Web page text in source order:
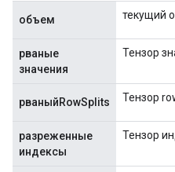
объем текущий
рваные
значения
Тензор
рваныйRowSplits Тензор
разреженные
индексы
Тензор